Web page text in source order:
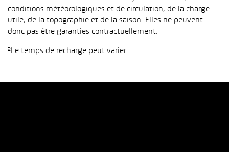
conditions météorologiques et de circulation, de la charge
utile, de la topographie et de la saison. Elles ne peuvent
donc pas être garanties contractuellement.
²Le temps de recharge peut varier